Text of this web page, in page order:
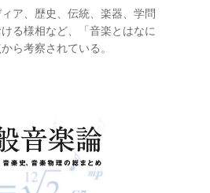
ア、歴史、伝統、楽器、学問
る様相など、「音楽とはなに
ら考察されている。